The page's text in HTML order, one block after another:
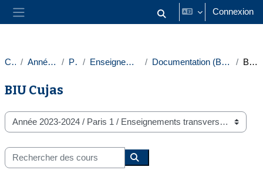
Panneau latéral Activer/désactiver la saisie
Connexion
Cours Année 2023-2024 Paris 1 Enseignements transversaux Documentation (Bibliothèques universitaires) BIU Cujas
BIU Cujas
Catégories de cours
Rechercher des cours